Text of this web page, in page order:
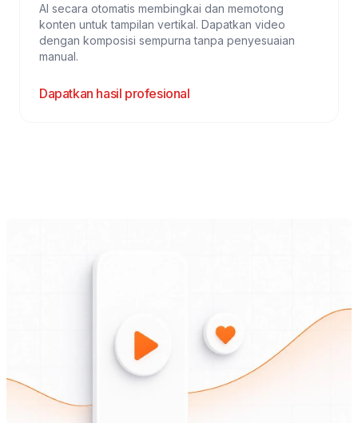
AI secara otomatis membingkai dan memotong
konten untuk tampilan vertikal. Dapatkan video
dengan komposisi sempurna tanpa penyesuaian
manual.
Dapatkan hasil profesional